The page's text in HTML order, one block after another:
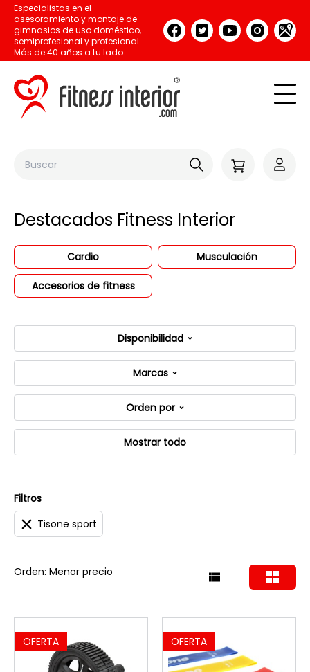
Especialistas en el
asesoramiento y montaje de
gimnasios de uso doméstico,
semiprofesional y profesional.
Más de 40 años a tu lado.
Destacados Fitness Interior
Cardio Musculación
Accesorios de fitness
Disponibilidad
Marcas
Orden por
Mostrar todo
Filtros
Tisone sport
Orden: Menor precio
OFERTA OFERTA